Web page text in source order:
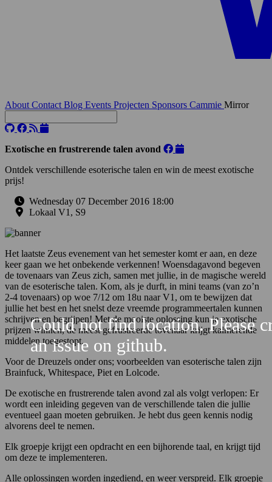
About Contact Blog Events Projecten Sponsors Cammie Mirror
Exotische en frustrerende talen avond
Ontdek verschillende esoterische talen en win de meest exotische
prijs!
Wednesday 07 December 2016 18:00
Lokaal V1, S9
Het laatste Zeus evenement van het semester komt er aan, en deze
keer gaan we het onbekende verkennen! Woensdagavond begeven
de tovenaars van Zeus zich, samen met jullie, in de magische wereld
van de esoterische talen. Kom, als je durft, in mini teams (van zo’n
2-4 tovenaars) op woe 7/12 om 18u naar V1, om te bewijzen dat
jullie het best en het snelst deze vreemde programmeertalen kunnen
schrijven en begrijpen! Met de mooiste oplossing kun je exotische
prijzen winnen, de meest gefrustreerde tovenaar krijgt kalmerende
middelen toegestopt.
Voor de Dreuzels onder ons; voorbeelden van esoterische talen zijn
Brainfuck, Whitespace, Piet en Lolcode.
De exotische en frustrerende talen avond zal als volgt verlopen: Er
wordt een inleiding gegeven van de verschillende talen die jullie
eventueel gaan moeten gebruiken. Je hebt dus geen kennis nodig
alvorens deel te nemen.
Elk groepje krijgt een opdracht en een bijhorende taal, en krijgt tijd
om deze te implementeren.
Alle oplossingen worden ingediend, en weer verspreid. Elk groepje
Could not find location. Please
an issue on github.